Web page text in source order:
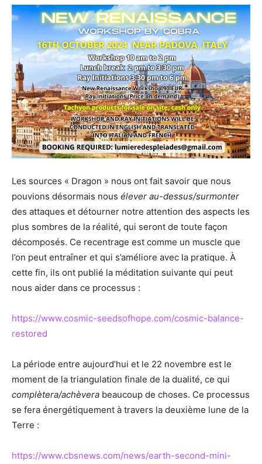
Les sources « Dragon » nous ont fait savoir que nous
pouvions désormais nous élever au-dessus/surmonter
des attaques et détourner notre attention des aspects les
plus sombres de la réalité, qui seront de toute façon
décomposés. Ce recentrage est comme un muscle que
l’on peut entraîner et qui s’améliore avec la pratique. À
cette fin, ils ont publié la méditation suivante qui peut
nous aider dans ce processus :
https://www.cosmic-seedsofhope.com/cosmic-balance-
restored
La période entre aujourd’hui et le 22 novembre est le
moment de la triangulation finale de la dualité, ce qui
complètera/achèvera beaucoup de choses. Ce processus
se fera énergétiquement à travers la deuxième lune de la
Terre :
https://www.cbsnews.com/news/earth-second-mini-